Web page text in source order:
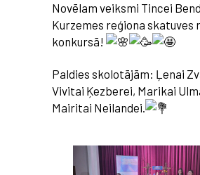
Novēlam veiksmi Tincei
Kurzemes reģiona skatuves
konkursā!
Paldies skolotājām: Ļenai
Vivitai Ķezberei, Marikai
Mairitai Neilandei.